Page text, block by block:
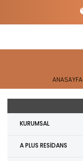
ANASAYFA
KURUMSAL
A PLUS RESİDANS